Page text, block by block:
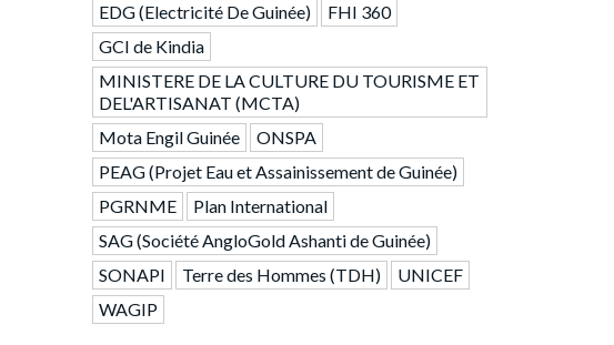
EDG (Electricité De Guinée)
FHI 360
GCI de Kindia
MINISTERE DE LA CULTURE DU TOURISME ET
DEL'ARTISANAT (MCTA)
Mota Engil Guinée
ONSPA
PEAG (Projet Eau et Assainissement de Guinée)
PGRNME
Plan International
SAG (Société AngloGold Ashanti de Guinée)
SONAPI
Terre des Hommes (TDH)
UNICEF
WAGIP